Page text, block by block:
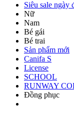
Siêu sale ngày
Nữ
Nam
Bé gái
Bé trai
Sản phẩm mới
Canifa S
License
SCHOOL
RUNWAY
Đồng phục